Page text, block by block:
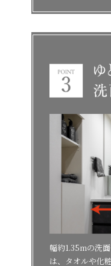
幅約1.35mの洗
は、タオルや化